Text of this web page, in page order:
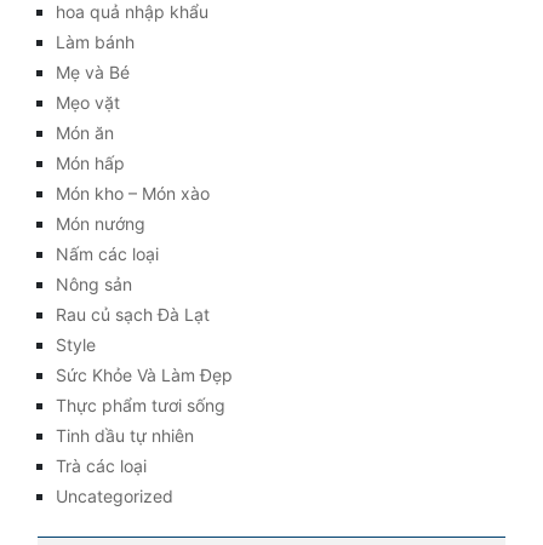
hoa quả nhập khẩu
Làm bánh
Mẹ và Bé
Mẹo vặt
Món ăn
Món hấp
Món kho – Món xào
Món nướng
Nấm các loại
Nông sản
Rau củ sạch Đà Lạt
Style
Sức Khỏe Và Làm Đẹp
Thực phẩm tươi sống
Tinh dầu tự nhiên
Trà các loại
Uncategorized